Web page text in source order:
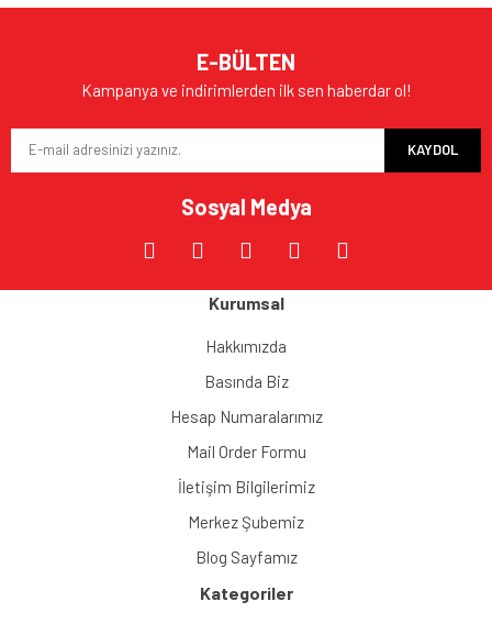
E-BÜLTEN
Kampanya ve indirimlerden ilk sen haberdar ol!
KAYDOL
Sosyal Medya
Kurumsal
Hakkımızda
Basında Biz
Hesap Numaralarımız
Mail Order Formu
İletişim Bilgilerimiz
Merkez Şubemiz
Blog Sayfamız
Kategoriler